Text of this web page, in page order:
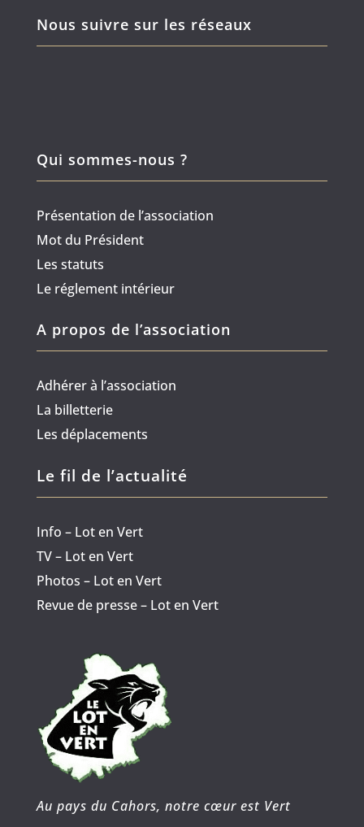
Nous suivre sur les réseaux
Qui sommes-nous ?
Présentation de l’association
Mot du Président
Les statuts
Le réglement intérieur
A propos de l’association
Adhérer à l’association
La billetterie
Les déplacements
Le fil de l’actualité
Info – Lot en Vert
TV – Lot en Vert
Photos – Lot en Vert
Revue de presse – Lot en Vert
Au pays du Cahors, notre cœur est Vert